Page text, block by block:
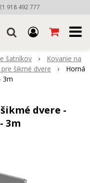
918 492 777
šatníkov
Kovanie na
šikmé dvere
Horná
3m
dvere -
3m